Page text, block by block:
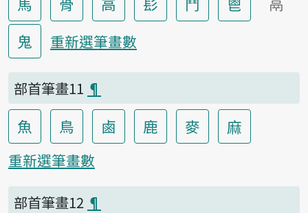
鬼
重新選筆畫數
部首筆畫11 ¶
魚 鳥 鹵 鹿 麥 麻
重新選筆畫數
部首筆畫12 ¶